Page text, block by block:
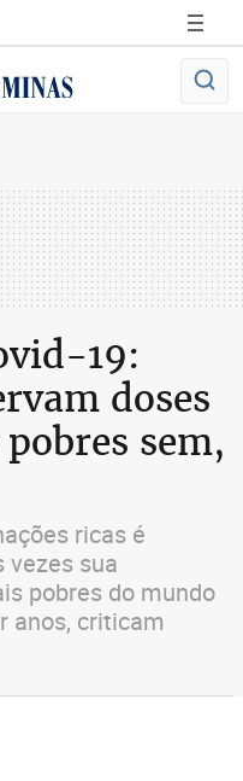
19:
doses
sem,
ricas é
vezes sua
pobres do mundo
anos, criticam